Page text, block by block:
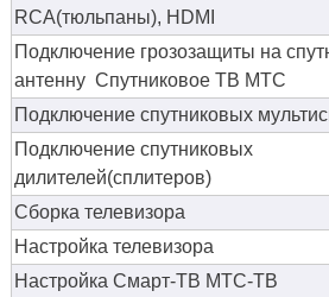
RCA(тюльпаны), HDMI
Подключение грозозащиты на
антенну Спутниковое ТВ МТС
Подключение спутниковых
Подключение спутниковых
дилителей(сплитеров)
Сборка телевизора
Настройка телевизора
Настройка Смарт-ТВ МТС-ТВ